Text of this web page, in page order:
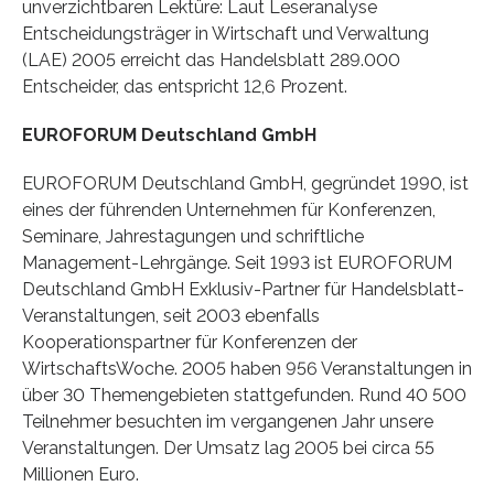
unverzichtbaren Lektüre: Laut Leseranalyse
Entscheidungsträger in Wirtschaft und Verwaltung
(LAE) 2005 erreicht das Handelsblatt 289.000
Entscheider, das entspricht 12,6 Prozent.
EUROFORUM Deutschland GmbH
EUROFORUM Deutschland GmbH, gegründet 1990, ist
eines der führenden Unternehmen für Konferenzen,
Seminare, Jahrestagungen und schriftliche
Management-Lehrgänge. Seit 1993 ist EUROFORUM
Deutschland GmbH Exklusiv-Partner für Handelsblatt-
Veranstaltungen, seit 2003 ebenfalls
Kooperationspartner für Konferenzen der
WirtschaftsWoche. 2005 haben 956 Veranstaltungen in
über 30 Themengebieten stattgefunden. Rund 40 500
Teilnehmer besuchten im vergangenen Jahr unsere
Veranstaltungen. Der Umsatz lag 2005 bei circa 55
Millionen Euro.